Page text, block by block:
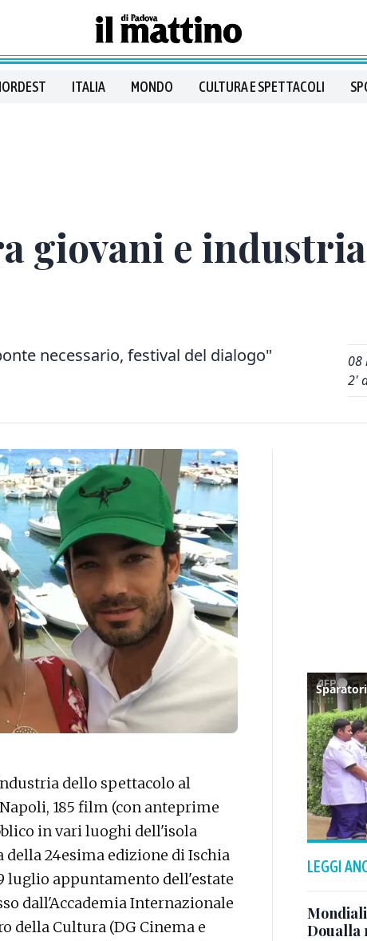
ITALIA MONDO CULTURA E SPETTACOLI
giovani e
necessario, festival del dialogo"
08
2'
dello spettacolo al
185 film (con anteprime
in vari luoghi dell'isola
24esima edizione di Ischia
luglio appuntamento dell'estate
dall'Accademia Internazionale
della Cultura (DG Cinema e
LEGGI
Doualla